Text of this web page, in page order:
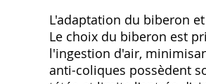
L'adaptation du biberon
Le choix du biberon est
l'ingestion d'air,
anti-coliques possèdent